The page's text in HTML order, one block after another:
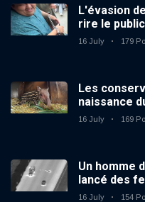
L'évasion
rire le public
16 July 179
Les
naissance
zoo du
16 July 169
Un homme
lancé des
voiture en
16 July 154